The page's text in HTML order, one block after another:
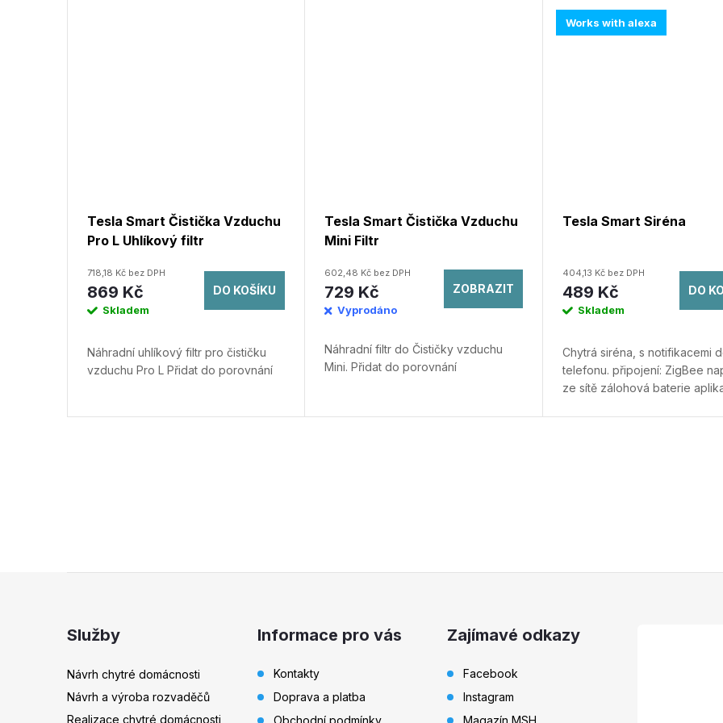
Tesla Smart Čistička Vzduchu
Pro L Uhlíkový filtr
718,18 Kč bez DPH
869 Kč
Skladem
DO KOŠÍKU
Náhradní uhlíkový filtr pro čističku
vzduchu Pro L Přidat do porovnání
Tesla Smart Čistička Vzduchu
Mini Filtr
602,48 Kč bez DPH
729 Kč
Vyprodáno
ZOBRAZIT
Náhradní filtr do Čističky vzduchu
Mini.Přidat do porovnání
Works with alexa
Tesla Smart Siréna
404,13 Kč bez DPH
489 Kč
Skladem
DO
Chytrá siréna, s notifikacemi
telefonu. připojení: ZigBee
ze sítě zálohová baterie
á
a
c
í
Služby
Návrh chytré domácnosti
Návrh a výroba rozvaděčů
Realizace chytré domácnosti
Informace pro vás
Kontakty
Doprava a platba
Zajímavé odkazy
Facebook
Instagram